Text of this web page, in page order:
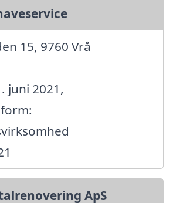
15, 9760 Vrå
juni 2021,
ApS